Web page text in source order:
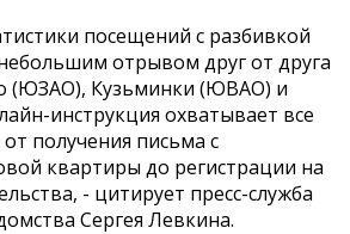
посещений с разбивкой
отрывом друг от друга
(ЮЗАО), Кузьминки (ЮВАО) и
инструкция охватывает все
получения письма с
квартиры до регистрации на
- цитирует пресс-служба
Сергея Левкина.